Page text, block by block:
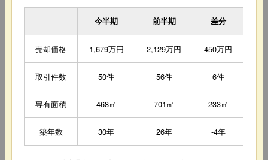
今半期 前半期 差分
売却価格 1,679万円 2,129万円 450万円
取引件数 50件 56件 6件
専有面積 468㎡ 701㎡ 233㎡
築年数 30年 26年 -4年